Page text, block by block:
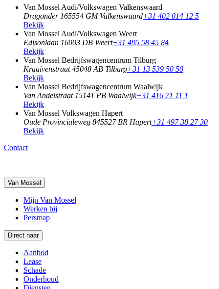
Van Mossel Audi/Volkswagen Valkenswaard
Dragonder 165554 GM Valkenswaard+31 402 014 12 5
Bekijk
Van Mossel Audi/Volkswagen Weert
Edisonlaan 16003 DB Weert+31 495 58 45 84
Bekijk
Van Mossel Bedrijfswagencentrum Tilburg
Kraaivenstraat 45048 AB Tilburg+31 13 539 50 50
Bekijk
Van Mossel Bedrijfswagencentrum Waalwijk
Van Andelstraat 15141 PB Waalwijk+31 416 71 11 1
Bekijk
Van Mossel Volkswagen Hapert
Oude Provincialeweg 845527 BR Hapert+31 497 38 27 30
Bekijk
Contact
Van Mossel
Mijn Van Mossel
Werken bij
Persmap
Direct naar
Aanbod
Lease
Schade
Onderhoud